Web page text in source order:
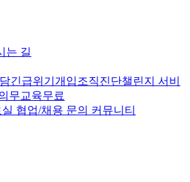
는 길
긴급위기개입조직진단챌린지 서비
무교육무료
협업/채용 문의 커뮤니티